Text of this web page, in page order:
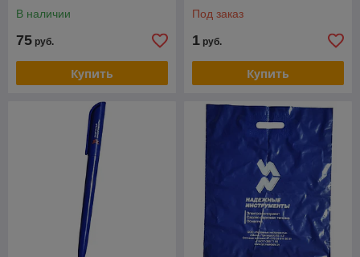
В наличии
75 руб.
Купить
Под заказ
1 руб.
Купить